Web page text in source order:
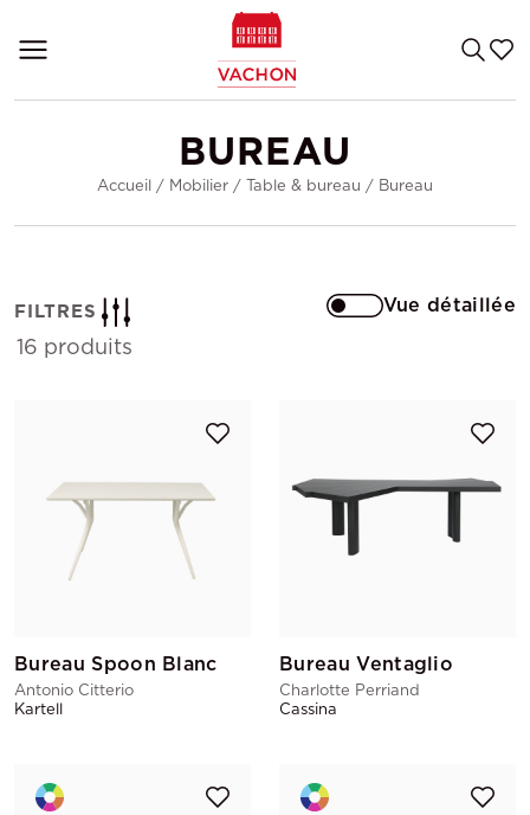
BUREAU
Accueil / Mobilier / Table & bureau / Bureau
FILTRES
16 produits
Vue détaillée
Bureau Spoon Blanc
Antonio Citterio
Kartell
Bureau Ventaglio
Charlotte Perriand
Cassina